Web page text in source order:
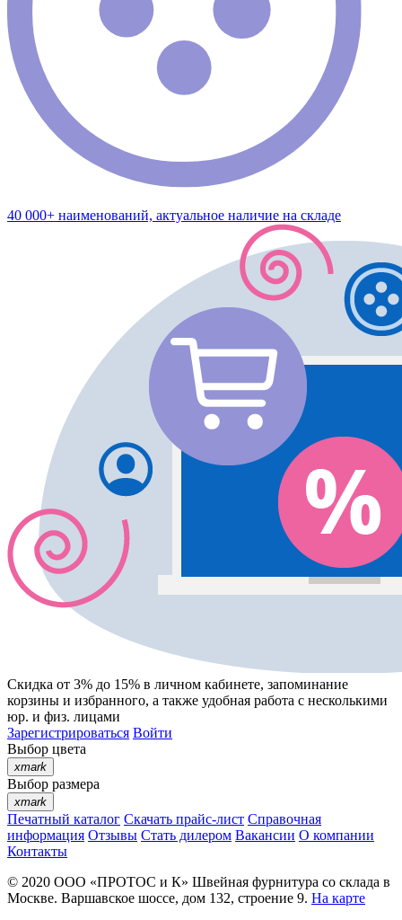
40 000+ наименований, актуальное наличие на складе
Скидка от 3% до 15% в личном кабинете, запоминание
корзины и избранного, а также удобная работа с несколькими
юр. и физ. лицами
Зарегистрироваться Войти
Выбор цвета
xmark
Выбор размера
xmark
Печатный каталог Скачать прайс-лист Справочная
информация Отзывы Стать дилером Вакансии О компании
Контакты
© 2020 ООО «ПРОТОС и К» Швейная фурнитура со склада в
Москве. Варшавское шоссе, дом 132, строение 9. На карте